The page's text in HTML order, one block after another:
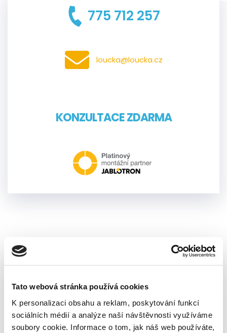
Tato webová stránka používá cookies
K personalizaci obsahu a reklam, poskytování funkcí
sociálních médií a analýze naší návštěvnosti využíváme
soubory cookie. Informace o tom, jak náš web používáte,
775 712 257
loucka@loucka.cz
KONZULTACE ZDARMA
Naše firma se zabezpečovací technice věnuje pře
22 let a za tuto dobu máme spoustu realizovaných
projektů a spokojených zákazníků, kteří vložili svou
bezpečnost do našich rukou. Tento fakt nám dělá